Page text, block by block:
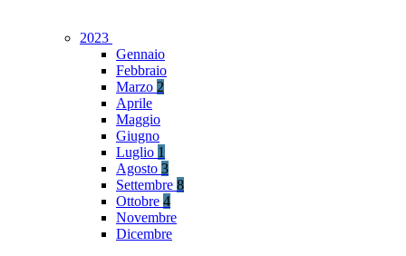
2023
Gennaio
Febbraio
Marzo 2
Aprile
Maggio
Giugno
Luglio 1
Agosto 3
Settembre 8
Ottobre 4
Novembre
Dicembre